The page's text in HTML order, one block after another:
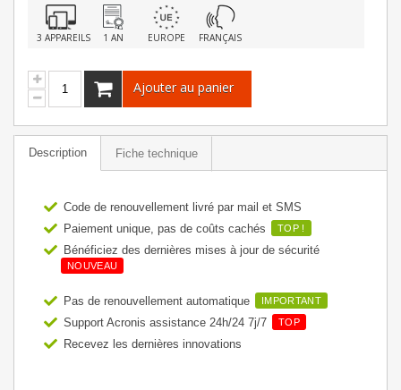
3 APPAREILS 1 AN EUROPE FRANÇAIS
Ajouter au panier
Description Fiche technique
Code de renouvellement livré par mail et SMS
Paiement unique, pas de coûts cachés
TOP !
Bénéficiez des dernières mises à jour de sécurité
NOUVEAU
Pas de renouvellement automatique IMPORTANT
Support Acronis assistance 24h/24 7j/7 TOP
Recevez les dernières innovations